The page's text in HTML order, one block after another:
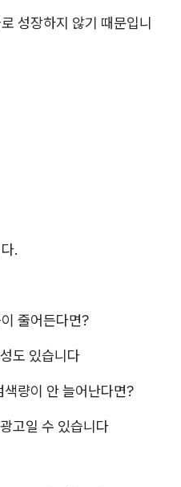
성장하지 않기 때문입니
.
줄어든다면?
도 있습니다
량이 안 늘어난다면?
고일 수 있습니다